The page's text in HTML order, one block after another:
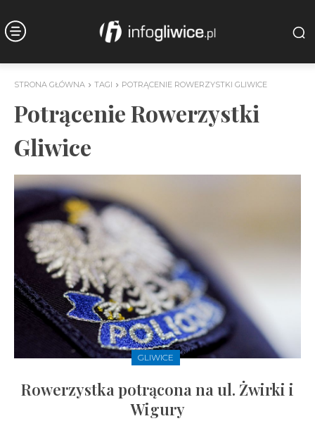
STRONA GŁÓWNA TAGI POTRĄCENIE ROWERZYSTKI GLIWICE
Potrącenie Rowerzystki
Gliwice
GLIWICE
Rowerzystka potrącona na ul. Żwirki i
Wigury